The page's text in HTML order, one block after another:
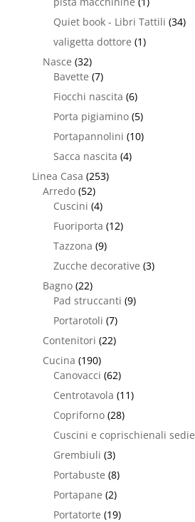
Quiet book - Libri Tattili (34)
valigetta dottore (1)
Nasce (32)
Bavette (7)
Fiocchi nascita (6)
Porta pigiamino (5)
Portapannolini (10)
Sacca nascita (4)
Linea Casa (253)
Arredo (52)
Cuscini (4)
Fuoriporta (12)
Tazzona (9)
Zucche decorative (3)
Bagno (22)
Pad struccanti (9)
Portarotoli (7)
Contenitori (22)
Cucina (190)
Canovacci (62)
Centrotavola (11)
Copriforno (28)
Cuscini e coprischienali sedie
Grembiuli (3)
Portabuste (8)
Portapane (2)
Portatorte (19)